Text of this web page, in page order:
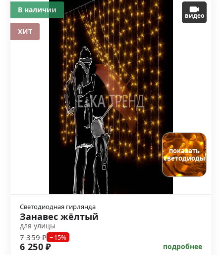
видео
показать
светодиоды
Светодиодная гирлянда
Занавес жёлтый
для улицы
7 359 ₽ −15%
6 250 ₽ подробнее
В наличии
ХИТ